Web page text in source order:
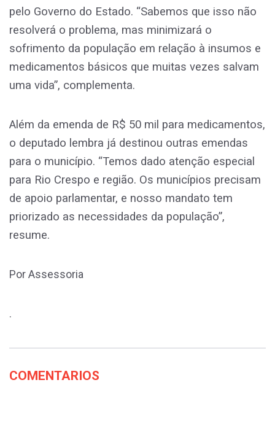
pelo Governo do Estado. “Sabemos que isso não
resolverá o problema, mas minimizará o
sofrimento da população em relação à insumos e
medicamentos básicos que muitas vezes salvam
uma vida”, complementa.
Além da emenda de R$ 50 mil para medicamentos,
o deputado lembra já destinou outras emendas
para o município. “Temos dado atenção especial
para Rio Crespo e região. Os municípios precisam
de apoio parlamentar, e nosso mandato tem
priorizado as necessidades da população”,
resume.
Por Assessoria
.
COMENTARIOS